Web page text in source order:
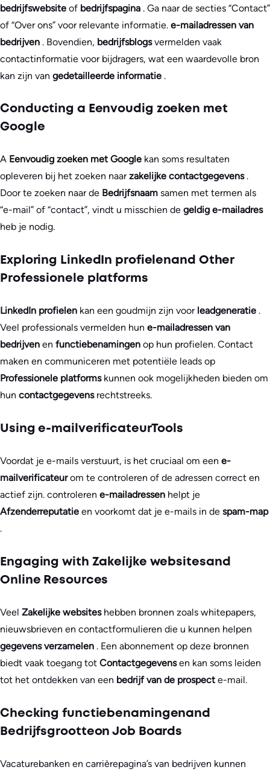
bedrijfswebsite of bedrijfspagina . Ga naar de secties “Contact”
of “Over ons” voor relevante informatie. e-mailadressen van
bedrijven . Bovendien, bedrijfsblogsvermelden vaak
contactinformatie voor bijdragers, wat een waardevolle bron
kan zijn van gedetailleerde informatie .
Conducting a Eenvoudig zoeken met
Google
A Eenvoudig zoeken met Google kan soms resultaten
opleveren bij het zoeken naarzakelijke contactgegevens.
Door te zoeken naar de Bedrijfsnaam samen met termen als
“e-mail” of “contact”, vindt u misschien de geldig e-mailadres
heb je nodig.
Exploring LinkedIn profielenand Other
Professionele platforms
LinkedIn profielen kan een goudmijn zijn voor leadgeneratie .
Veel professionals vermelden hun e-mailadressen van
bedrijven en functiebenamingen op hun profielen. Contact
maken en communiceren met potentiële leads op
Professionele platforms kunnen ook mogelijkheden bieden om
hun contactgegevens rechtstreeks.
Using e-mailverificateurTools
Voordat je e-mails verstuurt, is het cruciaal om een e-
mailverificateurom te controleren of de adressen correct en
actief zijn. controleren e-mailadressen helpt je
Afzenderreputatie en voorkomt dat je e-mails in de spam-map
.
Engaging with Zakelijke websitesand
Online Resources
Veel Zakelijke websites hebben bronnen zoals whitepapers,
nieuwsbrieven en contactformulieren die u kunnen helpen
gegevens verzamelen . Een abonnement op deze bronnen
biedt vaak toegang tot Contactgegevensen kan soms leiden
tot het ontdekken van een bedrijf van de prospecte-mail.
Checking functiebenamingenand
Bedrijfsgrootteon Job Boards
Vacaturebanken en carrièrepagina’s van bedrijven kunnen